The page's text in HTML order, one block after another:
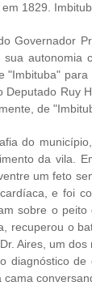
1829.
Governador
autonomia
"Imbituba"
Ruy
de
do
da vila.
um feto
e foi
sobre o
recuperou o
Aires, um
diagnóstico